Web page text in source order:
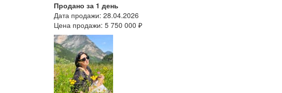
Продано за 1 день
Дата продажи: 28.04.2026
Цена продажи: 5 750 000 ₽